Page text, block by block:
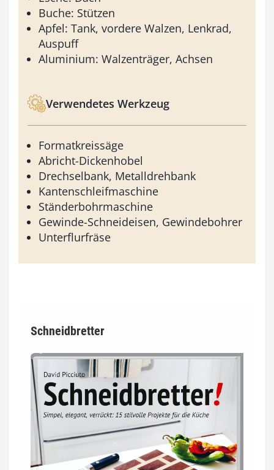
Buche: Stützen
Apfel: Tank, vordere Walzen, Lenkrad,
Auspuff
Aluminium: Walzenträger, Achsen
Verwendetes Werkzeug
Formatkreissäge
Abricht-Dickenhobel
Drechselbank, Metalldrehbank
Kantenschleifmaschine
Ständerbohrmaschine
Gewinde-Schneideisen, Gewindebohrer
Unterflurfräse
Schneidbretter